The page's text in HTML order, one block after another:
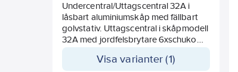
Undercentral/Uttagscentral 32A i
låsbart aluminiumskåp med fällbart
golvstativ. Uttagscentral i skåpmodell
32A med jordfelsbrytare 6xschuko
Visa varianter (1)